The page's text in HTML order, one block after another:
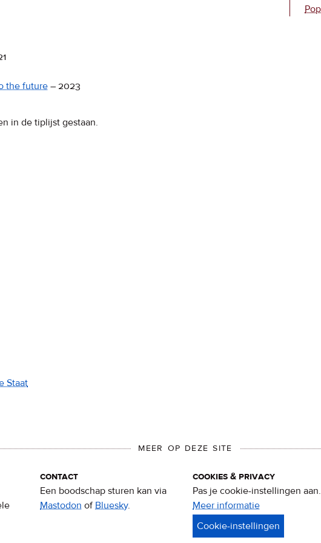
the future– 2023
in de tiplijst gestaan.
Staat
MEER OP DEZE SITE
contact
Een boodschap sturen kan via
Mastodon ofBluesky.
cookies & privacy
Pas je cookie-instellingen aan.
Meer informatie
&